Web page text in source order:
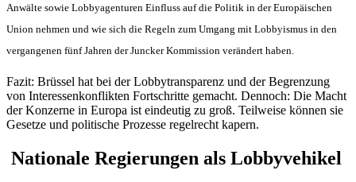
Anwälte sowie Lobbyagenturen Einfluss auf die Politik in der Europäischen
Union nehmen und wie sich die Regeln zum Umgang mit Lobbyismus in den
vergangenen fünf Jahren der Juncker Kommission verändert haben.
Fazit: Brüssel hat bei der Lobbytransparenz und der Begrenzung
von Interessenkonflikten Fortschritte gemacht. Dennoch: Die Macht
der Konzerne in Europa ist eindeutig zu groß. Teilweise können sie
Gesetze und politische Prozesse regelrecht kapern.
Nationale Regierungen als Lobbyvehikel